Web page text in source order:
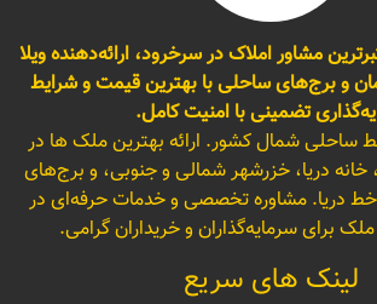
مشاور املاک در سرخرود، ارائه‌دهنده ویلا
و برج‌های ساحلی با بهترین قیمت و شرایط
تضمینی با امنیت کامل.
ساحلی شمال کشور. ارائه بهترین ملک ها در
خانه دریا، خزرشهر شمالی و جنوبی، و برج‌های
دریا. مشاوره تخصصی و خدمات حرفه‌ای در
برای سرمایه‌گذاران و خریداران گرامی.
لینک های سریع